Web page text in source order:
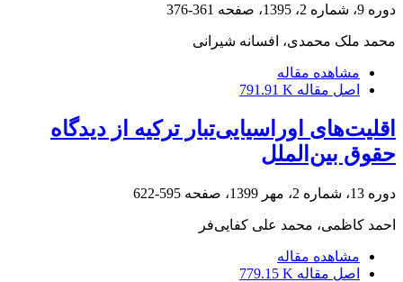
دوره 9، شماره 2، 1395، صفحه 361-376
محمد ملک محمدی، افسانه شیرانی
مشاهده مقاله
اصل مقاله 791.91 K
اقلیت‌‌های اوراسیایی‌تبار ترکیه از دیدگاه
حقوق بین‌الملل
دوره 13، شماره 2، مهر 1399، صفحه 595-622
احمد کاظمی، محمد علی کفایی‌فر
مشاهده مقاله
اصل مقاله 779.15 K